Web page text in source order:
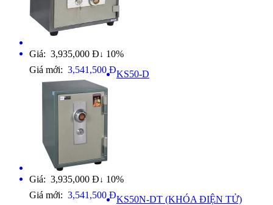
Giá: 3,935,000 Đ ↓ 10%
Giá mới: 3,541,500 ĐKS50-D
Giá: 3,935,000 Đ ↓ 10%
Giá mới: 3,541,500 ĐKS50N-DT (KHÓA ĐIỆN TỬ)